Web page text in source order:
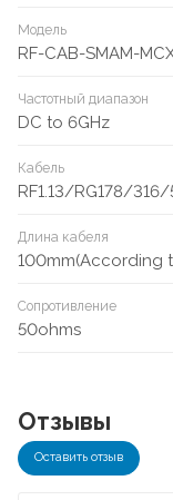
Модель
RF-CAB-SMAM-
Частотный диапазон
DC to 6GHz
Кабель
RF1.13/RG178/
Длина кабеля
100mm(According
Сопротивление
50ohms
Отзывы
Оставить отзыв